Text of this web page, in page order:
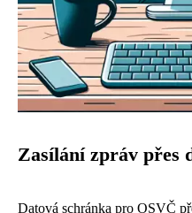
Zasílání zpráv přes
Datová schránka pro OSVČ